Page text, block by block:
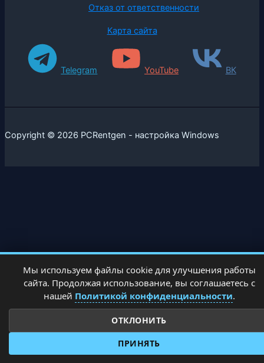
Отказ от ответственности
Карта сайта
Telegram YouTube ВК
Copyright © 2026 PCRentgen - настройка Windows
Мы используем файлы cookie для улучшения работы
сайта. Продолжая использование, вы соглашаетесь с
нашей Политикой конфиденциальности.
ОТКЛОНИТЬ
ПРИНЯТЬ